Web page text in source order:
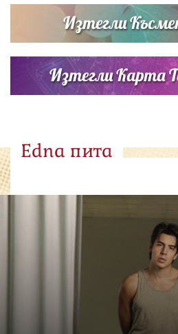
Изтегли
Изтегли Карта
Edna пита